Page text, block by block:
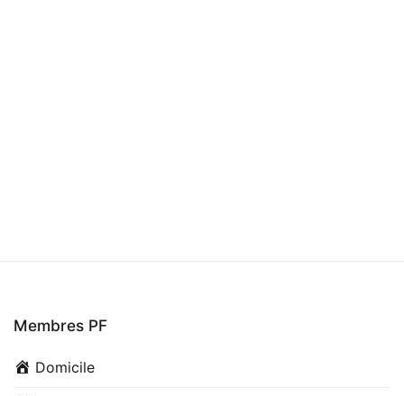
Membres PF
Domicile